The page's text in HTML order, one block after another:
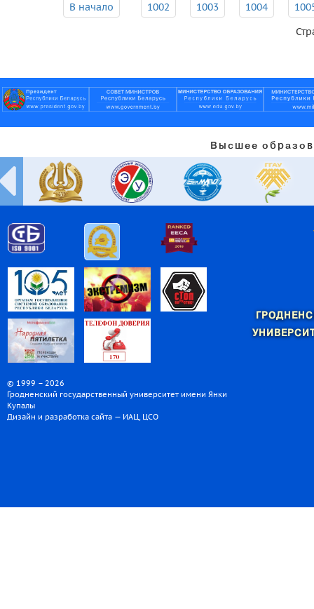
В начало 1002 1003 1004
Высшее
© 1999 – 2026
Гродненский государственный университет имени Янки
Купалы
Дизайн и разработка сайта — ИАЦ, ЦСО